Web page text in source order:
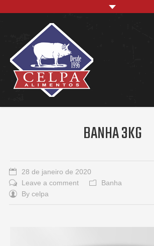
Empresa
Trabalhe conosco
Localização
BANHA 3KG
28 de janeiro de 2020
Leave a comment
Banha
By celpa